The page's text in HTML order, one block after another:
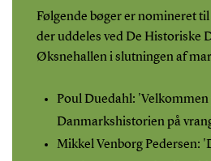
Følgende bøger er nomineret
der uddeles ved De Historiske
Øksnehallen i slutningen af
Poul Duedahl: 'Velkommen
Danmarkshistorien på
Mikkel Venborg Pedersen: